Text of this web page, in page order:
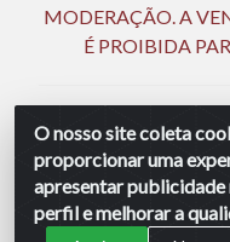
O nosso site coleta
proporcionar uma
apresentar publicidade
perfil e melhorar a
MODERAÇÃO. A
É PROIBIDA
Ingá Distribuidora
Rod BR 232, KM